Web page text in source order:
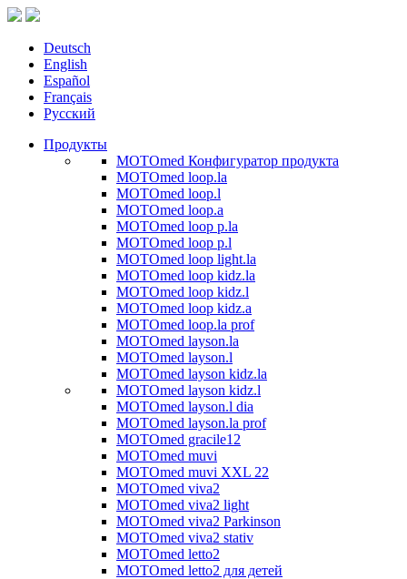
Deutsch
English
Español
Français
Русский
Продукты
MOTOmed Конфигуратор продукта
MOTOmed loop.la
MOTOmed loop.l
MOTOmed loop.a
MOTOmed loop p.la
MOTOmed loop p.l
MOTOmed loop light.la
MOTOmed loop kidz.la
MOTOmed loop kidz.l
MOTOmed loop kidz.a
MOTOmed loop.la prof
MOTOmed layson.la
MOTOmed layson.l
MOTOmed layson kidz.la
MOTOmed layson kidz.l
MOTOmed layson.l dia
MOTOmed layson.la prof
MOTOmed gracile12
MOTOmed muvi
MOTOmed muvi XXL 22
MOTOmed viva2
MOTOmed viva2 light
MOTOmed viva2 Parkinson
MOTOmed viva2 stativ
MOTOmed letto2
MOTOmed letto2 для детей